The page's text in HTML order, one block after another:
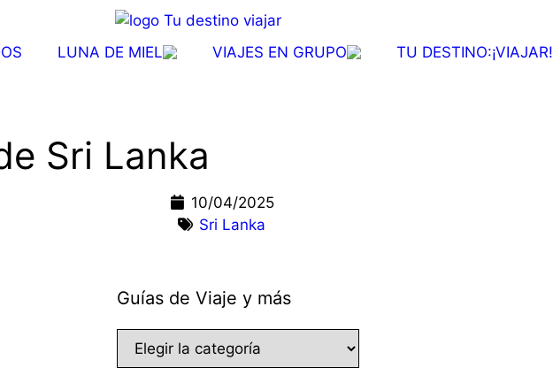
LUNA DE MIEL VIAJES EN GRUPO TU DESTINO:¡VIAJAR!
Sri Lanka
10/04/2025
Sri Lanka
Guías de Viaje y más